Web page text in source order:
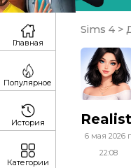
Sims 4 >
6 мая 2026
22:08
Главная
Популярное
История
Категории